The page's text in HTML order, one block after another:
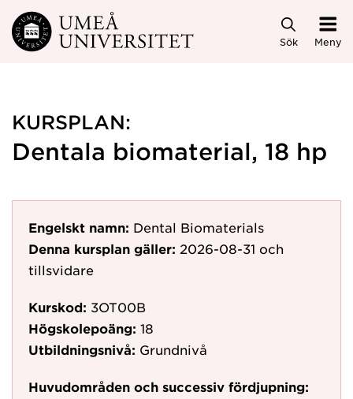
Hoppa direkt till innehållet
Sök Meny
KURSPLAN:
Dentala biomaterial, 18 hp
Engelskt namn: Dental Biomaterials
Denna kursplan gäller: 2026-08-31 och
tillsvidare
Kurskod: 3OT00B
Högskolepoäng: 18
Utbildningsnivå: Grundnivå
Huvudområden och successiv fördjupning: